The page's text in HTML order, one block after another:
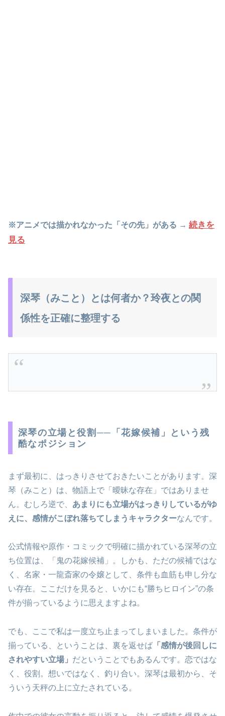
※アニメでは描かれなかった「その先」がある → 続きを
見る
深琴（みこと）とは何者か？玲夜との関
係性を正確に整理する
深琴の立場と役割──「花嫁候補」という残
酷なポジション
まず最初に、はっきりさせておきたいことがあります。深
琴（みこと）は、物語上で「曖昧な存在」ではありませ
ん。むしろ逆で、 あまりにも立場がはっきりしているがゆ
えに、感情がこぼれ落ちてしまうキャラクターなんです。
公式情報や原作・コミックで明確に描かれている深琴の立
ち位置は、「鬼の花嫁候補」。しかも、ただの候補ではな
く、名家・一龍斎家の令嬢として、条件も血筋も申し分な
い存在。ここだけを見ると、いかにも“勝ちヒロイン”の条
件が揃っているように思えますよね。
でも、ここで私は一度立ち止まってしまいました。条件が
揃っている、ということは、裏を返せば 「感情が後回しに
されやすい立場」 だということでもあるんです。恋ではな
く、役割。想いではなく、釣り合い。深琴は最初から、そ
ういう天秤の上に立たされている。